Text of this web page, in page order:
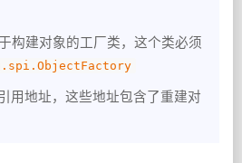
构建对象的工厂类，这个类必须
用地址，这些地址包含了重建对